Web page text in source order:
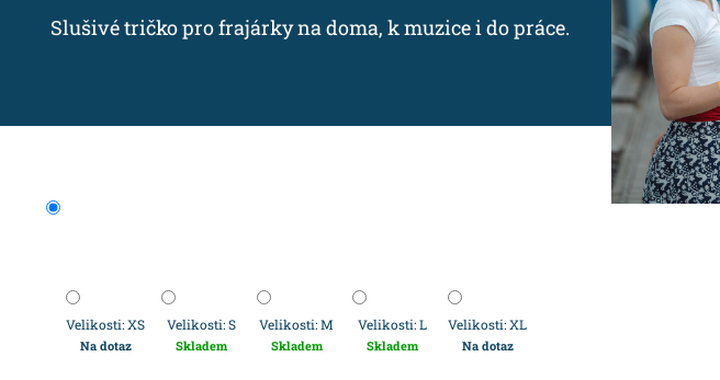
Slušivé tričko pro frajárky na doma, k muzice i do práce.
Velikosti: XS
Na dotaz
Velikosti: S
Skladem
Velikosti: M
Skladem
Velikosti: L
Skladem
Velikosti: XL
Na dotaz